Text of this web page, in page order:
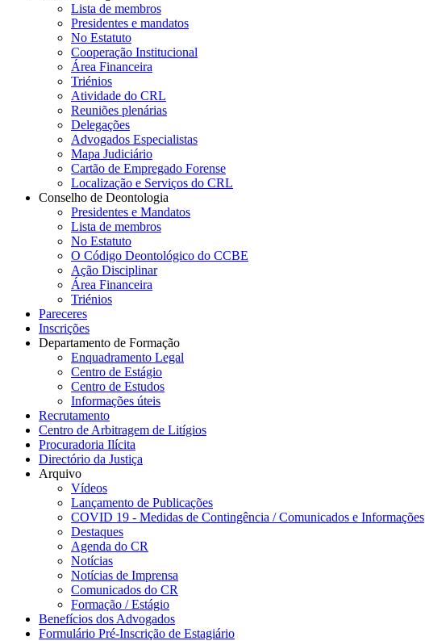
Lista de membros
Presidentes e mandatos
No Estatuto
Cooperação Institucional
Área Financeira
Triénios
Atividade do CRL
Reuniões plenárias
Delegações
Advogados Especialistas
Mapa Judiciário
Cartão de Empregado Forense
Localização e Serviços do CRL
Conselho de Deontologia
Presidentes e Mandatos
Lista de membros
No Estatuto
O Código Deontológico do CCBE
Ação Disciplinar
Área Financeira
Triénios
Pareceres
Inscrições
Departamento de Formação
Enquadramento Legal
Centro de Estágio
Centro de Estudos
Informações úteis
Recrutamento
Centro de Arbitragem de Litígios
Procuradoria Ilícita
Directório da Justiça
Arquivo
Vídeos
Lançamento de Publicações
COVID 19 - Medidas de Contingência / Comunicados e Informações
Destaques
Agenda do CR
Notícias
Notícias de Imprensa
Comunicados do CR
Formação / Estágio
Benefícios dos Advogados
Formulário Pré-Inscrição de Estagiário